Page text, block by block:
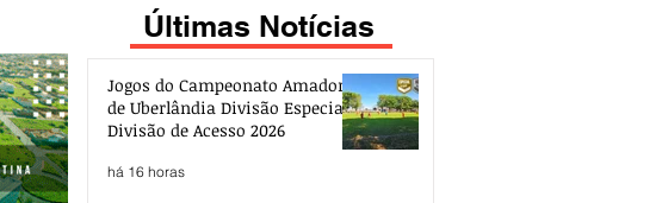
Últimas Notícias
Jogos do Campeonato Amador
de Uberlândia Divisão Especial e
Divisão de Acesso 2026
há 16 horas